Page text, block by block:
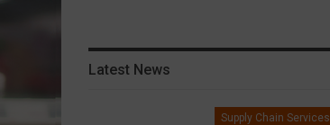
Latest News
Supply Chain Services